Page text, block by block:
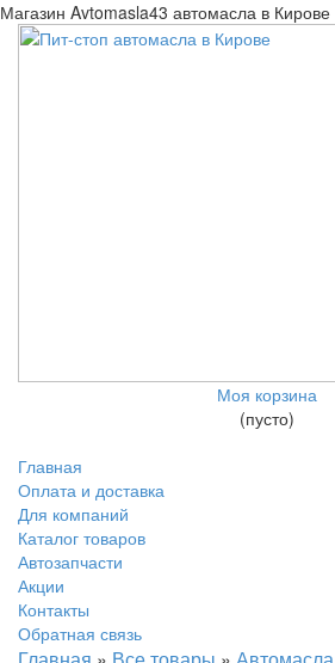
Магазин Avtomasla43 автомасла в Кирове
Моя корзина
(пусто)
Главная
Оплата и доставка
Для компаний
Каталог товаров
Автозапчасти
Акции
Контакты
Обратная связь